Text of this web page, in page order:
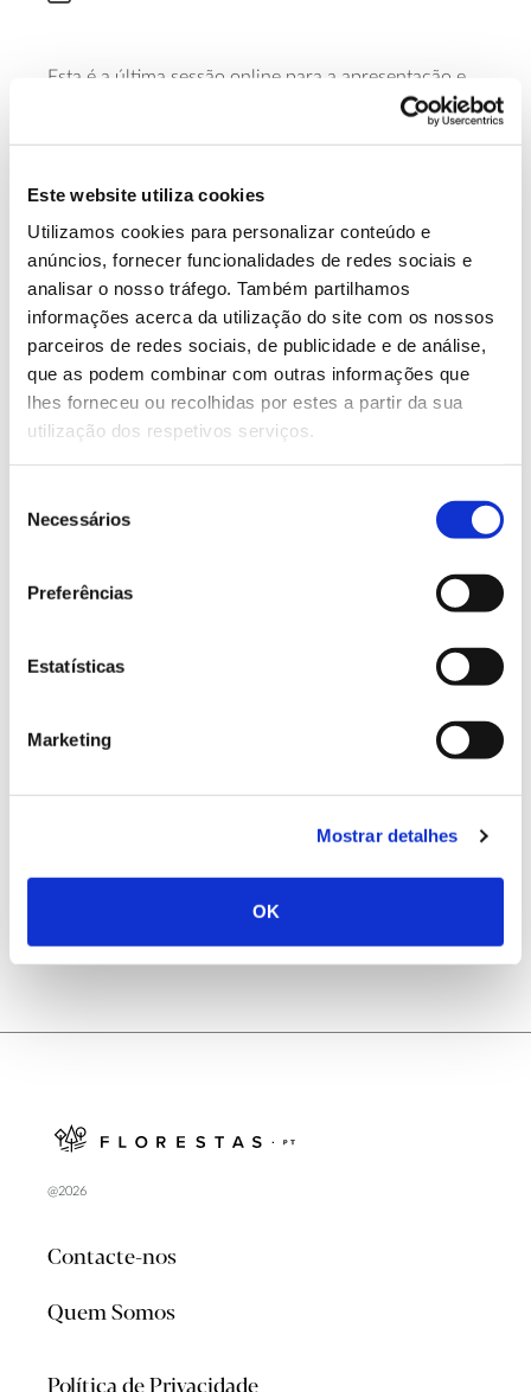
Este website utiliza cookies
Utilizamos cookies para personalizar conteúdo e
anúncios, fornecer funcionalidades de redes sociais e
analisar o nosso tráfego. Também partilhamos
informações acerca da utilização do site com os nossos
parceiros de redes sociais, de publicidade e de análise,
que as podem combinar com outras informações que
lhes forneceu ou recolhidas por estes a partir da sua
utilização dos respetivos serviços.
Necessários
Preferências
Estatísticas
Marketing
Mostrar detalhes
OK
Esta é a última sessão online para a apresentação e
debate dos temas que estarão em foco durante o
Forum EFIMED 2022, que o EFI – Instituto Europeu
agenda científica 2030 que visa tornar a floresta
Saiba mais
13.07.2026
Genoma do priolo e de outras espécies em risco:
conhecer para conservar
Registar galhas de Trichi em acácia-das-espigas:
@2026
Contacte-nos
Quem Somos
Política de Privacidade